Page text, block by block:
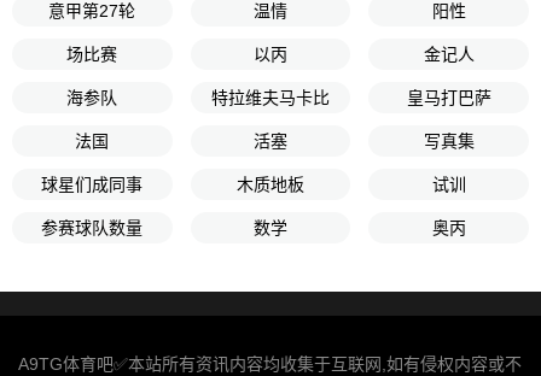
意甲第27轮 温情 阳性
场比赛 以丙 金记人
海参队 特拉维夫马卡比 皇马打巴萨
法国 活塞 写真集
球星们成同事 木质地板 试训
参赛球队数量 数学 奥丙
A9TG体育吧✅本站所有资讯内容均收集于互联网,如有侵权内容或不